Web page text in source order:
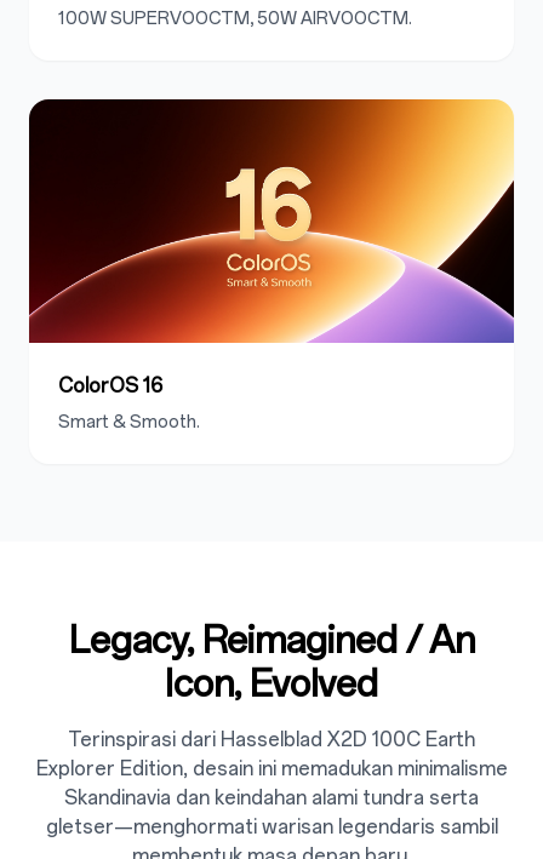
100W SUPERVOOCTM, 50W AIRVOOCTM.
ColorOS 16
Smart & Smooth.
Legacy, Reimagined / An
Icon, Evolved
Terinspirasi dari Hasselblad X2D 100C Earth
Explorer Edition, desain ini memadukan minimalisme
Skandinavia dan keindahan alami tundra serta
gletser—menghormati warisan legendaris sambil